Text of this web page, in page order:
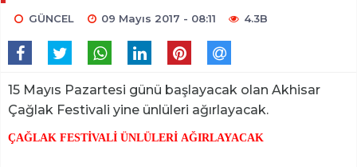
GÜNCEL 09 Mayıs 2017 - 08:11 4.3B
15 Mayıs Pazartesi günü başlayacak olan Akhisar
Çağlak Festivali yine ünlüleri ağırlayacak.
ÇAĞLAK FESTİVALİ ÜNLÜLERİ AĞIRLAYACAK